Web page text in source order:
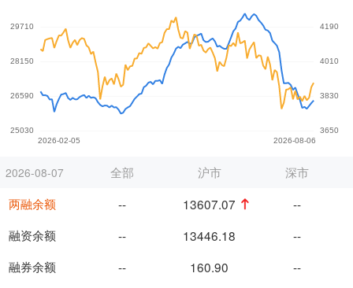
2026-08-07
两融余额
融资余额
融券余额
全部 沪市
深市
--
13607.07
--
--
13446.18
--
--
160.90
--